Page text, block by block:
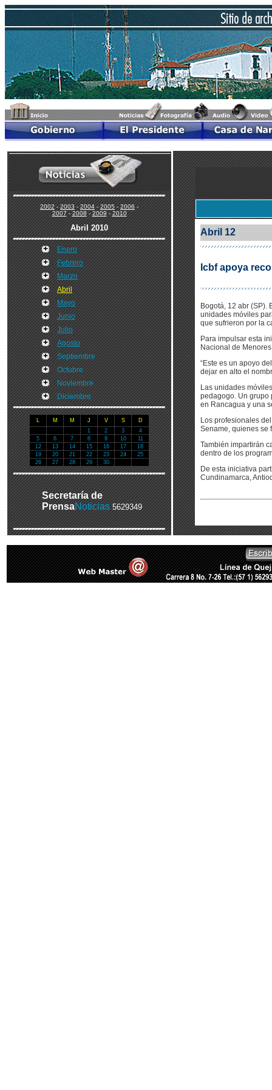
2002-2003-2004-2005-2006-
2007-2008-2009-2010
Abril 2010
Enero
Febrero
Marzo
Abril
Mayo
Junio
Julio
Agosto
Septiembre
Octubre
Noviembre
Diciembre
L M M J V S
D
1
2 3
4
5
6 7 8 9 10
11
12
13 14 15 16 17
18
19
20 21 22 23 24
25
26
27 28 29 30
Secretaría de
PrensaNoticias 5629349
Abril 12
Icbf apoya
Bogotá, 12 abr (SP).
unidades móviles
que sufrieron por la
Para impulsar esta
Nacional de
“Este es un apoyo
dejar en alto el
Las unidades
pedagogo. Un grupo
en Rancagua y una
Los profesionales
Sename, quienes se
También impartirán
dentro de los
De esta iniciativa
Cundinamarca,